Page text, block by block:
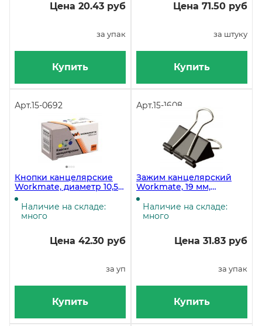
Цена 20.43 руб
за упак
Купить
Цена 71.50 руб
за штуку
Купить
Арт.15-0692
Кнопки канцелярские
Workmate, диаметр 10,5
мм, цветные, 100 штук в
картонной коробке
Наличие на складе:
много
Цена 42.30 руб
за уп
Купить
Арт.15-1608
Зажим канцелярский
Workmate, 19 мм,
чёрный, 12 штук в
упаковке
Наличие на складе:
много
Цена 31.83 руб
за упак
Купить